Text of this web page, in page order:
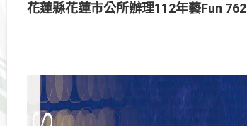
花蓮縣花蓮市公所辦理112年藝Fun